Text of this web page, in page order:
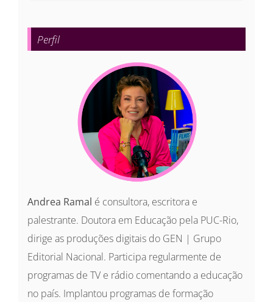
para:
Perfil
Andrea Ramal é consultora, escritora e
palestrante. Doutora em Educação pela PUC-Rio,
dirige as produções digitais do GEN | Grupo
Editorial Nacional. Participa regularmente de
programas de TV e rádio comentando a educação
no país. Implantou programas de formação